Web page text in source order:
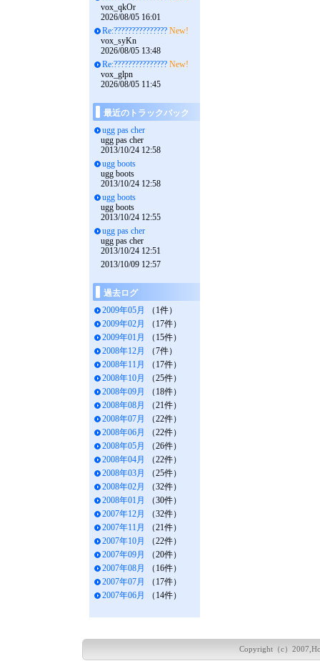
vox_qkOr
2026/08/05 16:01
Re:??????????????? New!
vox_syKn
2026/08/05 13:48
Re:??????????????? New!
vox_glpn
2026/08/05 11:45
最近のトラックバック
ugg pas cher
ugg pas cher
2013/10/24 12:58
ugg boots
ugg boots
2013/10/24 12:58
ugg boots
ugg boots
2013/10/24 12:55
ugg pas cher
ugg pas cher
2013/10/24 12:51
2013/10/09 12:57
過去ログ
2009年05月
（1件）
2009年02月
（17件）
2009年01月
（15件）
2008年12月
（7件）
2008年11月
（17件）
2008年10月
（25件）
2008年09月
（18件）
2008年08月
（21件）
2008年07月
（22件）
2008年06月
（22件）
2008年05月
（26件）
2008年04月
（22件）
2008年03月
（25件）
2008年02月
（32件）
2008年01月
（30件）
2007年12月
（32件）
2007年11月
（21件）
2007年10月
（22件）
2007年09月
（20件）
2007年08月
（16件）
2007年07月
（17件）
2007年06月
（14件）
Copyright（c）